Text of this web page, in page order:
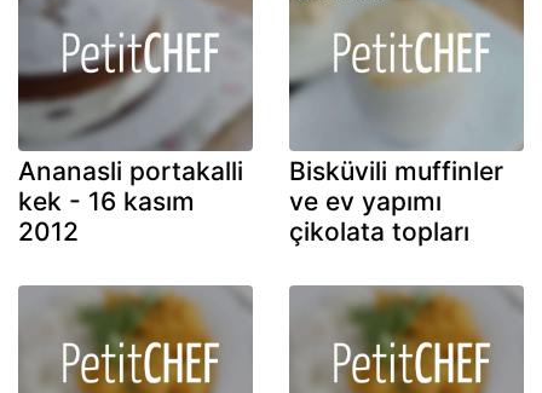
Ananasli portakalli
kek - 16 kasım
2012
Bisküvili muffinler
ve ev yapımı
çikolata topları